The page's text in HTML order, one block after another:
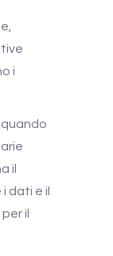
i
il
dati e il
il